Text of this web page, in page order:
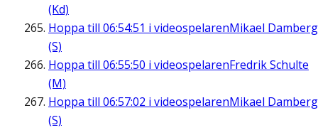
(Kd)
Hoppa till 06:54:51 i videospelarenMikael Damberg
(S)
Hoppa till 06:55:50 i videospelarenFredrik Schulte
(M)
Hoppa till 06:57:02 i videospelarenMikael Damberg
(S)